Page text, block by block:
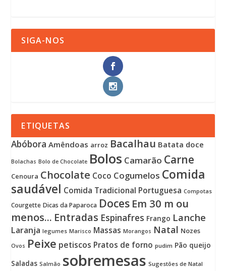
SIGA-NOS
ETIQUETAS
Abóbora Amêndoas arroz Bacalhau Batata doce
Bolachas Bolo de Chocolate Bolos Camarão Carne
Cenoura Chocolate Coco Cogumelos Comida
saudável Comida Tradicional Portuguesa Compotas
Courgette Dicas da Paparoca Doces Em 30 m ou
menos... Entradas Espinafres Frango Lanche
Laranja legumes Marisco Massas Morangos Natal Nozes
Ovos Peixe petiscos Pratos de forno pudim Pão queijo
Saladas Salmão sobremesas Sugestões de Natal